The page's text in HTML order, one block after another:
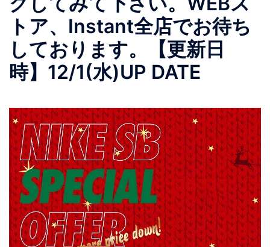
トア、Instant全店でお待ち
しております。【更新日
時】12/1(水)UP DATE